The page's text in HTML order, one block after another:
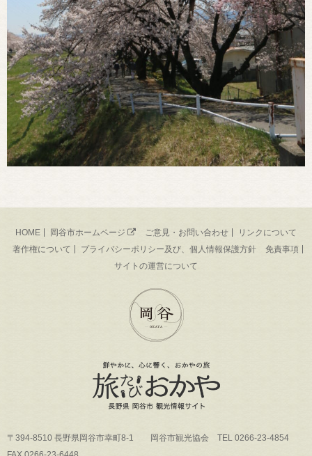
HOME 岡谷市ホームページ ご意見・お問い合わせ
リンクについて
著作権について
プライバシーポリシー及び、個人情報保護方針
免責事項
サイトの運営について
〒394-8510 長野県岡谷市幸町8-1 岡谷市観光協会 TEL 0266-23-4854